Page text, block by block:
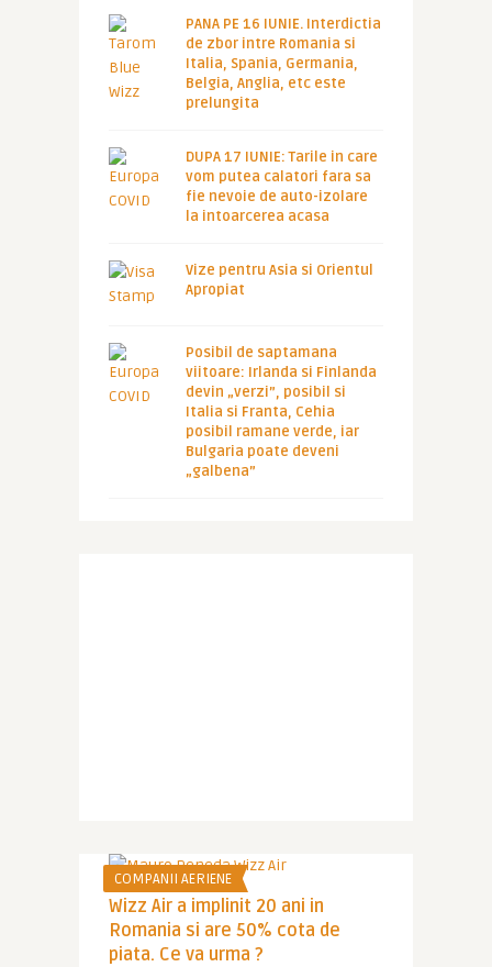
PANA PE 16 IUNIE. Interdictia
de zbor intre Romania si
Italia, Spania, Germania,
Belgia, Anglia, etc este
prelungita
DUPA 17 IUNIE: Tarile in care
vom putea calatori fara sa
fie nevoie de auto-izolare
la intoarcerea acasa
Vize pentru Asia si Orientul
Apropiat
Posibil de saptamana
viitoare: Irlanda si Finlanda
devin „verzi”, posibil si
Italia si Franta, Cehia
posibil ramane verde, iar
Bulgaria poate deveni
„galbena”
COMPANII AERIENE
Wizz Air a implinit 20 ani in
Romania si are 50% cota de
piata. Ce va urma ?